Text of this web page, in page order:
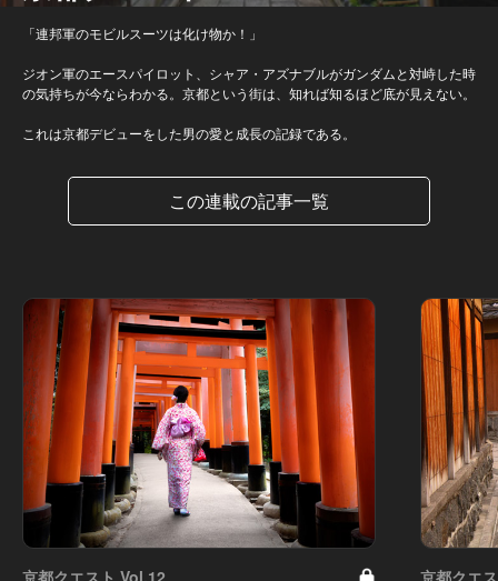
「連邦軍のモビルスーツは化け物か！」
ジオン軍のエースパイロット、シャア・アズナブルがガンダムと対峙した時
の気持ちが今ならわかる。京都という街は、知れば知るほど底が見えない。
これは京都デビューをした男の愛と成長の記録である。
この連載の記事一覧